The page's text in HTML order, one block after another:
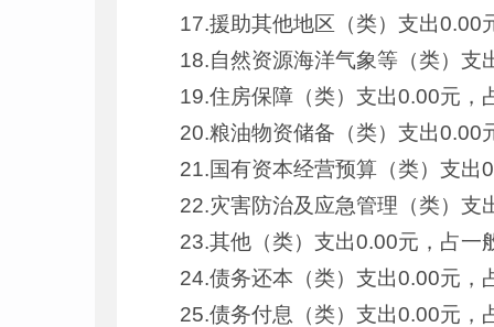
17.援助其他地区（类）支出0.00
18.自然资源海洋气象等（类）
19.住房保障（类）支出0.00元，
20.粮油物资储备（类）支出0.00
21.国有资本经营预算（类）支
22.灾害防治及应急管理（类）
23.其他（类）支出0.00元，占一
24.债务还本（类）支出0.00元，
25.债务付息（类）支出0.00元，